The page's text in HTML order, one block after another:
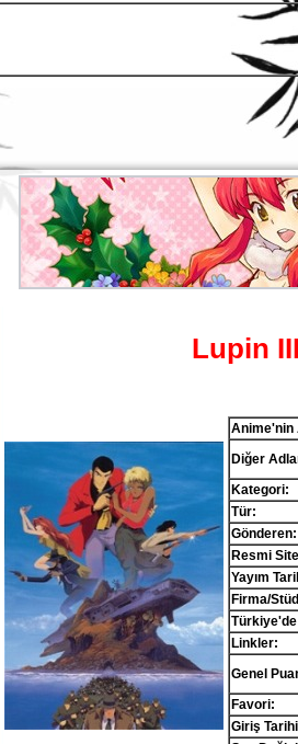
Lupin
Anime'nin
Diğer
Kategori:
Tür:
Gönderen:
Resmi
Yayım
Firma/
Linkler:
Genel
Favori:
Giriş